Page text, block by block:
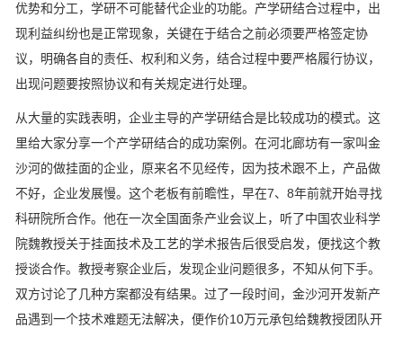
优势和分工，学研不可能替代企业的功能。产学研结合过程中，出
现利益纠纷也是正常现象，关键在于结合之前必须要严格签定协
议，明确各自的责任、权利和义务，结合过程中要严格履行协议，
出现问题要按照协议和有关规定进行处理。
从大量的实践表明，企业主导的产学研结合是比较成功的模式。这
里给大家分享一个产学研结合的成功案例。在河北廊坊有一家叫金
沙河的做挂面的企业，原来名不见经传，因为技术跟不上，产品做
不好，企业发展慢。这个老板有前瞻性，早在7、8年前就开始寻找
科研院所合作。他在一次全国面条产业会议上，听了中国农业科学
院魏教授关于挂面技术及工艺的学术报告后很受启发，便找这个教
授谈合作。教授考察企业后，发现企业问题很多，不知从何下手。
双方讨论了几种方案都没有结果。过了一段时间，金沙河开发新产
品遇到一个技术难题无法解决，便作价10万元承包给魏教授团队开